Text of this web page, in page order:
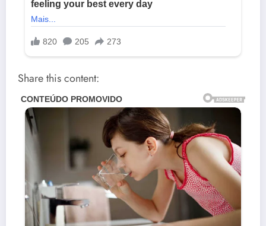
Share this content: